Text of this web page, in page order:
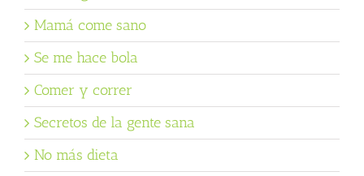
Mamá come sano
Se me hace bola
Comer y correr
Secretos de la gente sana
No más dieta